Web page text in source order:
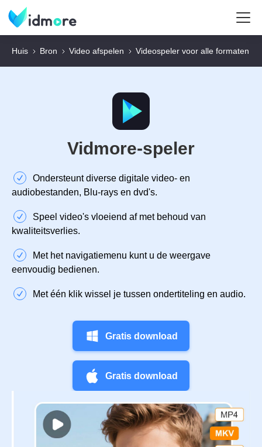
Huis Bron Video afspelen Videospeler voor alle formaten
Vidmore-speler
Ondersteunt diverse digitale video- en
audiobestanden, Blu-rays en dvd's.
Speel video's vloeiend af met behoud van
kwaliteitsverlies.
Met het navigatiemenu kunt u de weergave
eenvoudig bedienen.
Met één klik wissel je tussen ondertiteling en audio.
Gratis download
Gratis download